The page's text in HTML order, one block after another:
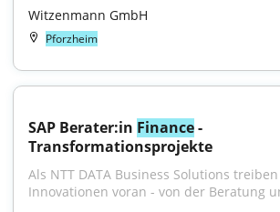
Witzenmann GmbH
Pforzheim
SAP Berater:in Finance -
Transformationsprojekte
Als NTT DATA Business Solutions
Innovationen voran - von der Beratung